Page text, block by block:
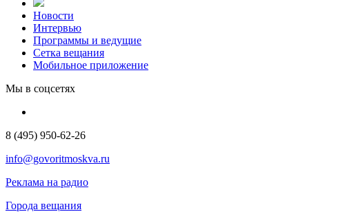
Новости
Интервью
Программы и ведущие
Сетка вещания
Мобильное приложение
Мы в соцсетях
8 (495) 950-62-26
info@govoritmoskva.ru
Реклама на радио
Города вещания